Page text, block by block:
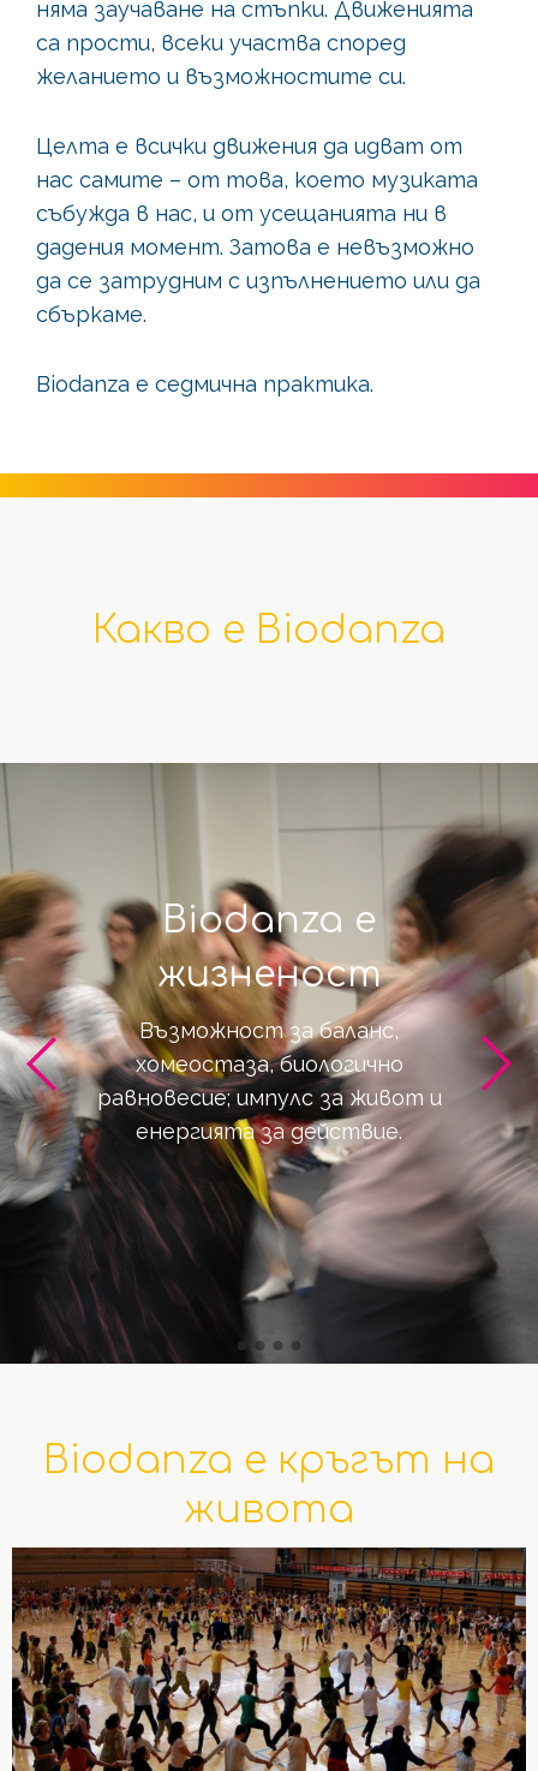
няма заучаване на стъпки. Движенията
са прости, всеки участва според
желанието и възможностите си.
Целта е всички движения да идват от
нас самите – от това, което музиката
събужда в нас, и от усещанията ни в
дадения момент. Затова е невъзможно
да се затрудним с изпълнението или да
сбъркаме.
Biodanza е седмична практика.
Какво е Biodanza
Biodanza e
жизненост
Възможност за баланс,
хомеостаза, биологично
равновесие; импулс за живот и
енергията за действие.
Biodanza е кръгът на
живота